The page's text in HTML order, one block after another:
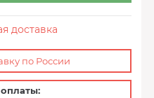
доставка
по России